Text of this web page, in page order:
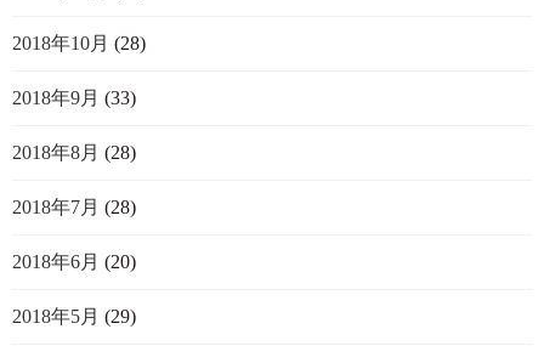
2018年10月 (28)
2018年9月 (33)
2018年8月 (28)
2018年7月 (28)
2018年6月 (20)
2018年5月 (29)